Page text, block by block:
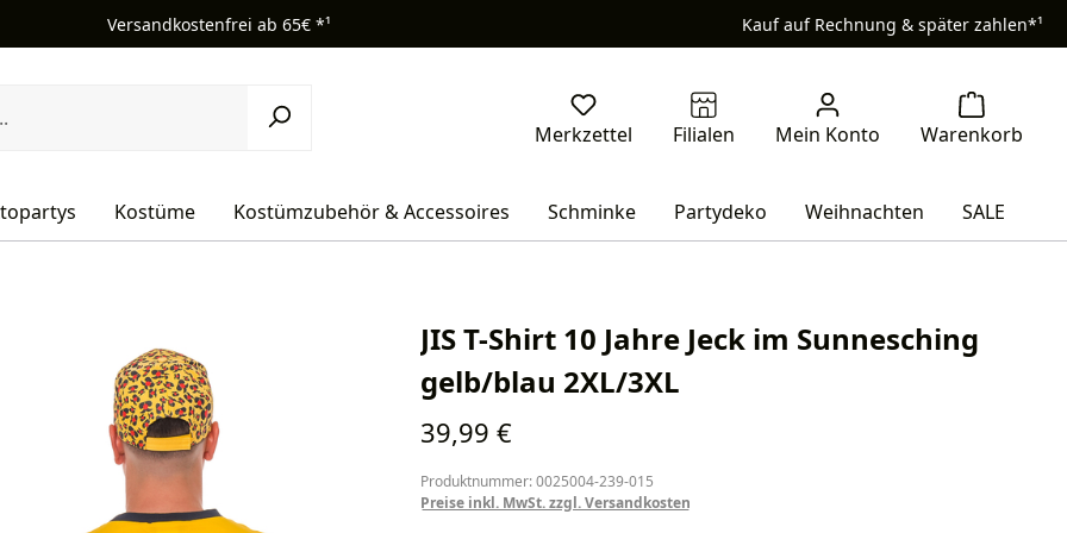
Versandkostenfrei ab 65€ *¹ Kauf auf Rechnung & später zahlen*¹
Kostüme Kostümzubehör & Accessoires Schminke Partydeko Weihnachten SALE
JIS T-Shirt 10 Jahre Jeck im Sunnesching
gelb/blau 2XL/3XL
Regulärer Preis:
39,99 €
Produktnummer: 0025004-239-015
Preise inkl. MwSt. zzgl. Versandkosten